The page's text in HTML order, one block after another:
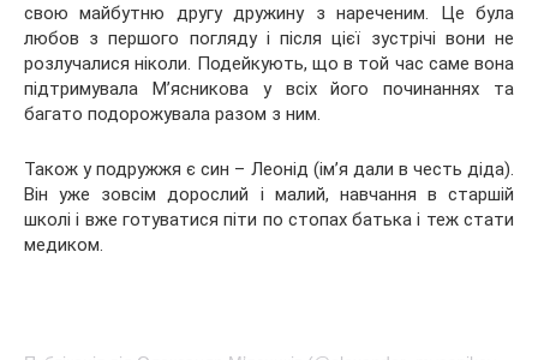
свою майбутню другу дружину з нареченим. Це була
любов з першого погляду і після цієї зустрічі вони не
розлучалися ніколи. Подейкують, що в той час саме вона
підтримувала М’ясникова у всіх його починаннях та
багато подорожувала разом з ним.
Також у подружжя є син – Леонід (ім’я дали в честь діда).
Він уже зовсім дорослий і малий, навчання в старшій
школі і вже готуватися піти по стопах батька і теж стати
медиком.